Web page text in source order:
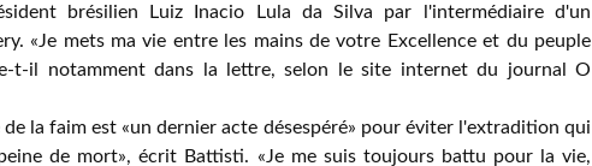
brésilien Luiz Inacio Lula da Silva par l'intermédiaire d'un
«Je mets ma vie entre les mains de votre Excellence et du peuple
t-il notamment dans la lettre, selon le site internet du journal O
de la faim est «un dernier acte désespéré» pour éviter l'extradition qui
de mort», écrit Battisti. «Je me suis toujours battu pour la vie,